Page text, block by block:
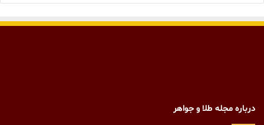
درباره مجله طلا و جواهر